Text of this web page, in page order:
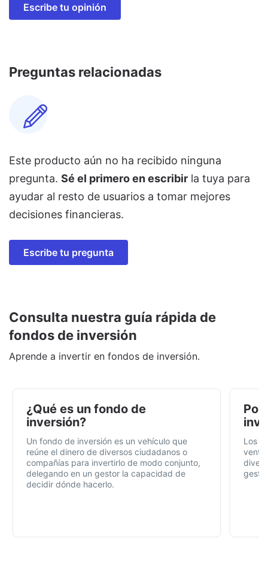
Escribe tu opinión
Preguntas relacionadas
Este producto aún no ha recibido ninguna
pregunta. Sé el primero en escribir la tuya para
ayudar al resto de usuarios a tomar mejores
decisiones financieras.
Escribe tu pregunta
Consulta nuestra guía rápida de
fondos de inversión
Aprende a invertir en fondos de inversión.
¿Qué es un fondo de
inversión?
Un fondo de inversión es un vehículo que
reúne el dinero de diversos ciudadanos o
compañías para invertirlo de modo conjunto,
delegando en un gestor la capacidad de
decidir dónde hacerlo.
Por
Los